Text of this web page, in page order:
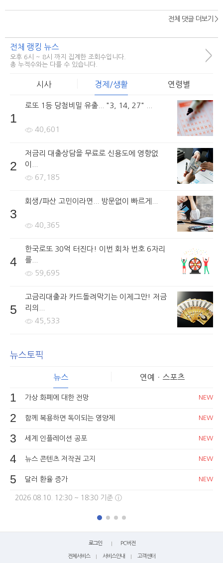
전체 댓글 더보기 >
전체 랭킹 뉴스
오후 6시 ~ 8시 까지 집계한 조회수입니다.
총 누적수와는 다를 수 있습니다.
>
시사 경제/생활 연령별
1
로또 1등 당첨비밀 유출... "3, 14, 27" ...
40,601
2
저금리 대출상담을 무료로 신용도에 영향없
이...
67,185
3
회생/파산 고민이라면... 방문없이 빠르게...
40,365
4
한국로또 30억 터진다! 이번 회차 번호 6자리
를...
59,695
5
고금리대출과 카드돌려막기는 이제그만! 저금
리의...
45,533
뉴스토픽
뉴스 연예ㆍ스포츠
1 가상 화폐에 대한 전망 NEW
2 함께 복용하면 독이되는 영양제 NEW
3 세계 인플레이션 공포 NEW
4 뉴스 콘텐츠 저작권 고지 NEW
5 달러 환율 증가 NEW
2026.08.10. 12:30 ~ 18:30 기준 ⓘ
로그인 PC버전
전체서비스 서비스안내 고객센터